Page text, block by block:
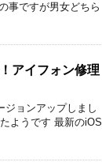
事ですが男女どちら
アイフォン修理
ジョンアップしまし
ようです 最新のiOS